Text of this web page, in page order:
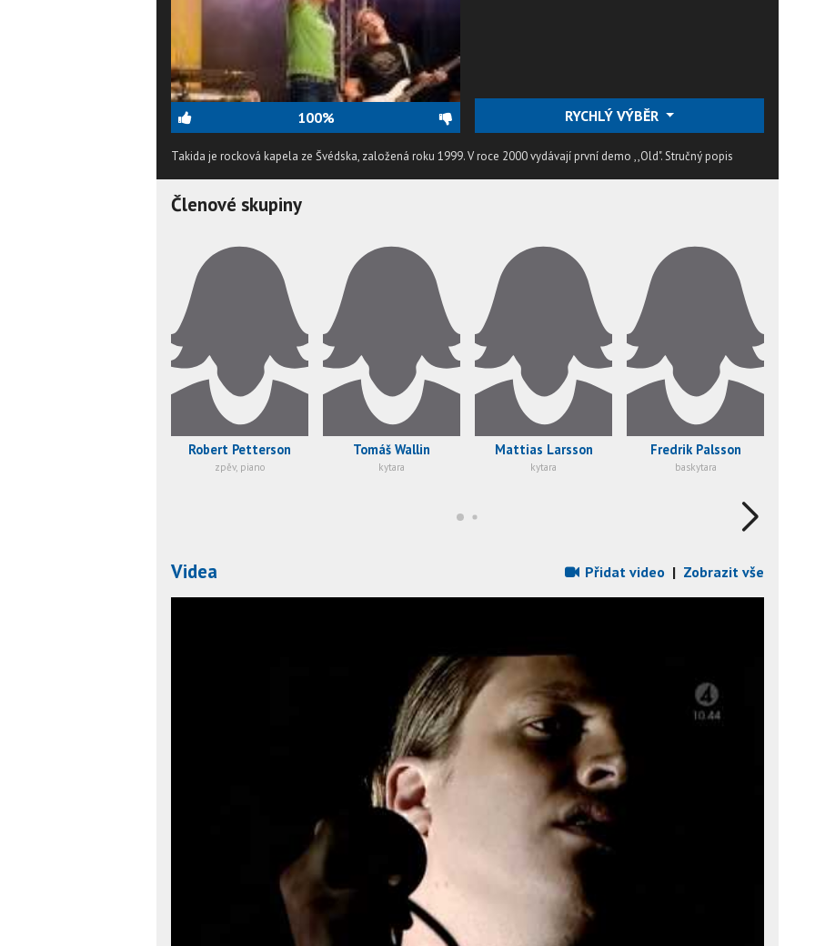
100% RYCHLÝ VÝBĚR
Takida je rocková kapela ze Švédska, založená roku 1999. V roce 2000 vydávají první demo ,,Old".Stručný popis
Členové skupiny
Robert Petterson
zpěv, piano
Tomáš Wallin
kytara
Mattias Larsson
kytara
Fredrik Palsson
baskytara
Videa Přidat video | Zobrazit vše